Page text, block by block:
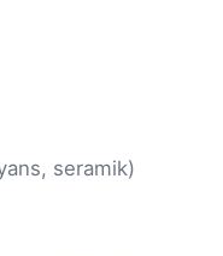
seramik)